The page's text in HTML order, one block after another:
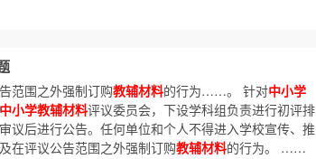
范围之外强制订购教辅材料的行为……。 针对中小学
中小学教辅材料评议委员会，下设学科组负责进行初评排
议后进行公告。任何单位和个人不得进入学校宣传、推
在评议公告范围之外强制订购教辅材料的行为。 ……